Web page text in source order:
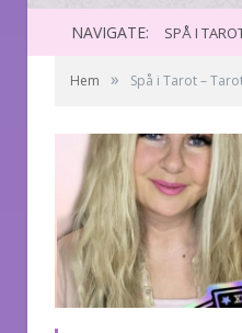
NAVIGATE:
Hem » Spå i Tarot –